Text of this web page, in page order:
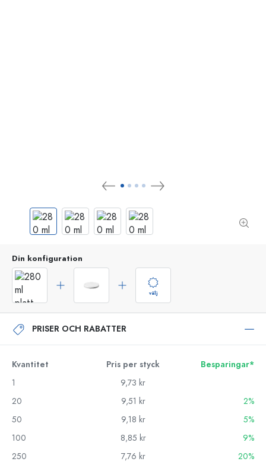
Din konfiguration
välj
PRISER OCH RABATTER
Kvantitet Pris per styck
Besparingar*
1
9,73 kr
20
9,51 kr
2%
50
9,18 kr
5%
100
8,85 kr
9%
250
7,76 kr
20%